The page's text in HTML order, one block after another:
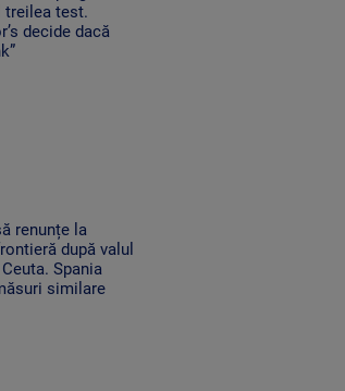
treilea test.
decide dacă
renunțe la
după valul
Spania
similare